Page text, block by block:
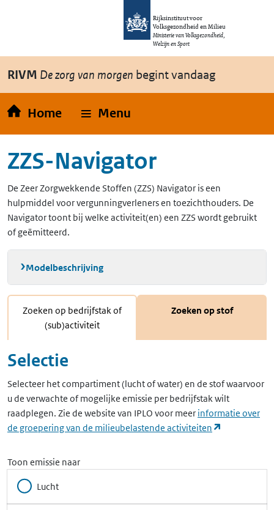
Overslaan en naar de inhoud gaan
Rijksinstituut voor
Volksgezondheid en Milieu
Ministerie van Volksgezondheid,
Welzijn en Sport
RIVM De zorg van morgen begint vandaag
Home Menu
ZZS-Navigator
De Zeer Zorgwekkende Stoffen (ZZS) Navigator is een
hulpmiddel voor vergunningverleners en toezichthouders. De
Navigator toont bij welke activiteit(en) een ZZS wordt gebruikt
of geëmitteerd.
Modelbeschrijving
Zoeken op bedrijfstak of
(sub)activiteit
Zoeken op stof
Selectie
Selecteer het compartiment (lucht of water) en de stof waarvoor
u de verwachte of mogelijke emissie per bedrijfstak wilt
raadplegen. Zie de website van IPLO voor meer informatie over
de groepering van de milieubelastende activiteiten
Toon emissie naar
Lucht